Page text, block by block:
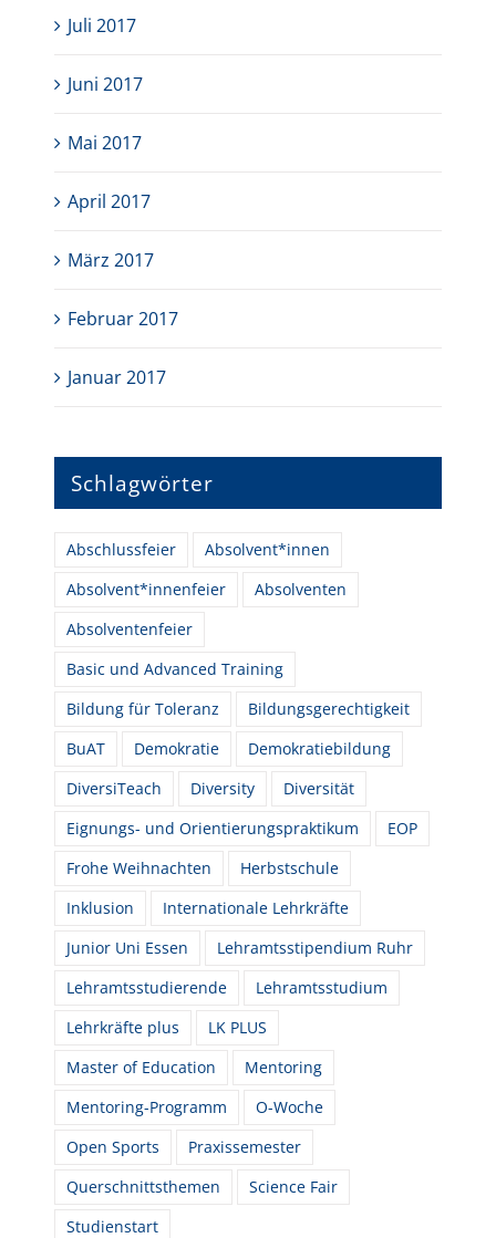
Juli 2017
Juni 2017
Mai 2017
April 2017
März 2017
Februar 2017
Januar 2017
Schlagwörter
Abschlussfeier
Absolvent*innen
Absolvent*innenfeier
Absolventen
Absolventenfeier
Basic und Advanced Training
Bildung für Toleranz
Bildungsgerechtigkeit
BuAT
Demokratie
Demokratiebildung
DiversiTeach
Diversity
Diversität
Eignungs- und Orientierungspraktikum
EOP
Frohe Weihnachten
Herbstschule
Inklusion
Internationale Lehrkräfte
Junior Uni Essen
Lehramtsstipendium Ruhr
Lehramtsstudierende
Lehramtsstudium
Lehrkräfte plus
LK PLUS
Master of Education
Mentoring
Mentoring-Programm
O-Woche
Open Sports
Praxissemester
Querschnittsthemen
Science Fair
Studienstart